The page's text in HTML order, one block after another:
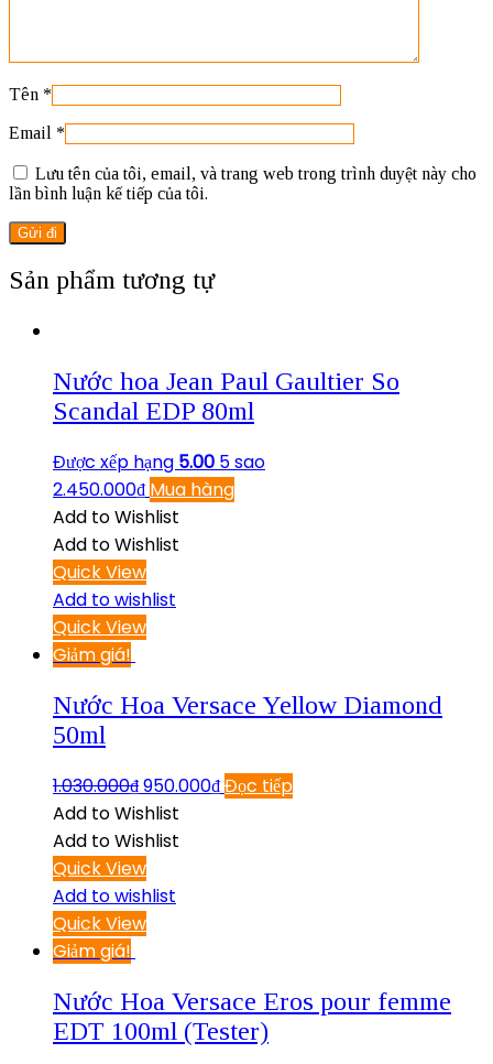
Tên *
Email *
Lưu tên của tôi, email, và trang web trong trình duyệt này cho
lần bình luận kế tiếp của tôi.
Sản phẩm tương tự
Nước hoa Jean Paul Gaultier So
Scandal EDP 80ml
Được xếp hạng 5.00 5 sao
2.450.000₫ Mua hàng
Add to Wishlist
Add to Wishlist
Quick View
Add to wishlist
Quick View
Giảm giá!
Nước Hoa Versace Yellow Diamond
50ml
1.030.000₫950.000₫Đọc tiếp
Add to Wishlist
Add to Wishlist
Quick View
Add to wishlist
Quick View
Giảm giá!
Nước Hoa Versace Eros pour femme
EDT 100ml (Tester)